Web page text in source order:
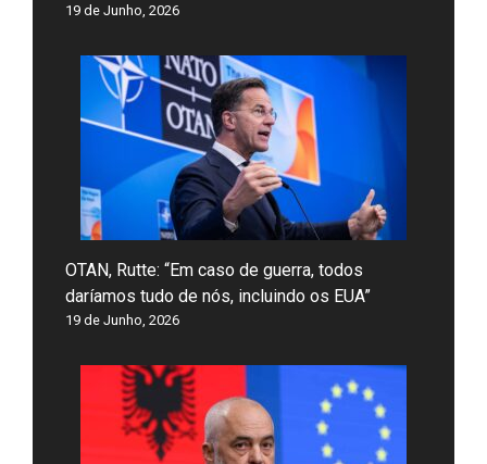
19 de Junho, 2026
OTAN, Rutte: “Em caso de guerra, todos
daríamos tudo de nós, incluindo os EUA”
19 de Junho, 2026